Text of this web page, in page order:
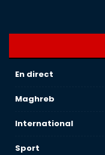
En direct
Maghreb
International
Sport